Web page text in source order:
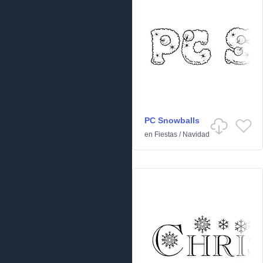
PC Snowballs
en Fiestas / Navidad